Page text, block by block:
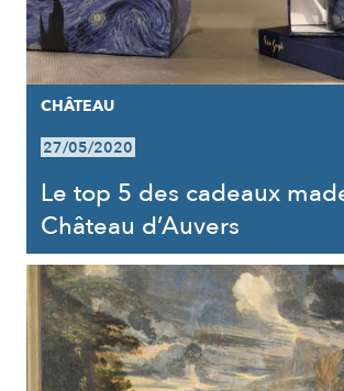
CHÂTEAU
27/05/2020
Le top 5 des cadeaux
Château d’Auvers